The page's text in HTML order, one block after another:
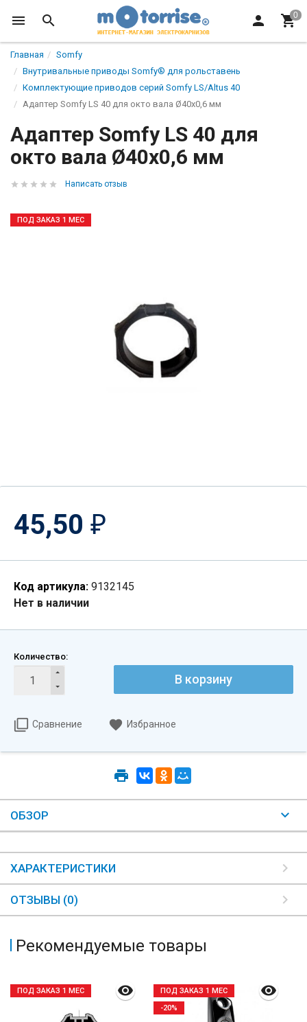
Главная
Somfy
Внутривальные приводы Somfy® для рольставень
Комплектующие приводов серий Somfy LS/Altus 40
Адаптер Somfy LS 40 для окто вала Ø40х0,6 мм
Адаптер Somfy LS 40 для
окто вала Ø40х0,6 мм
Написать отзыв
ПОД ЗАКАЗ 1 МЕС
45,50 ₽
Код артикула: 9132145
Нет в наличии
Количество:
В корзину
Сравнение Избранное
ОБЗОР
ХАРАКТЕРИСТИКИ
ОТЗЫВЫ (0)
Рекомендуемые товары
ПОД ЗАКАЗ 1 МЕС
ПОД ЗАКАЗ 1 МЕС
-20%